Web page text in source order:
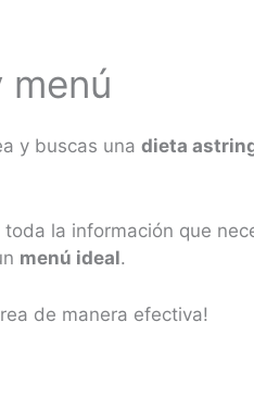
y buscas unadieta
la información que
menú ideal.
de manera efectiva!